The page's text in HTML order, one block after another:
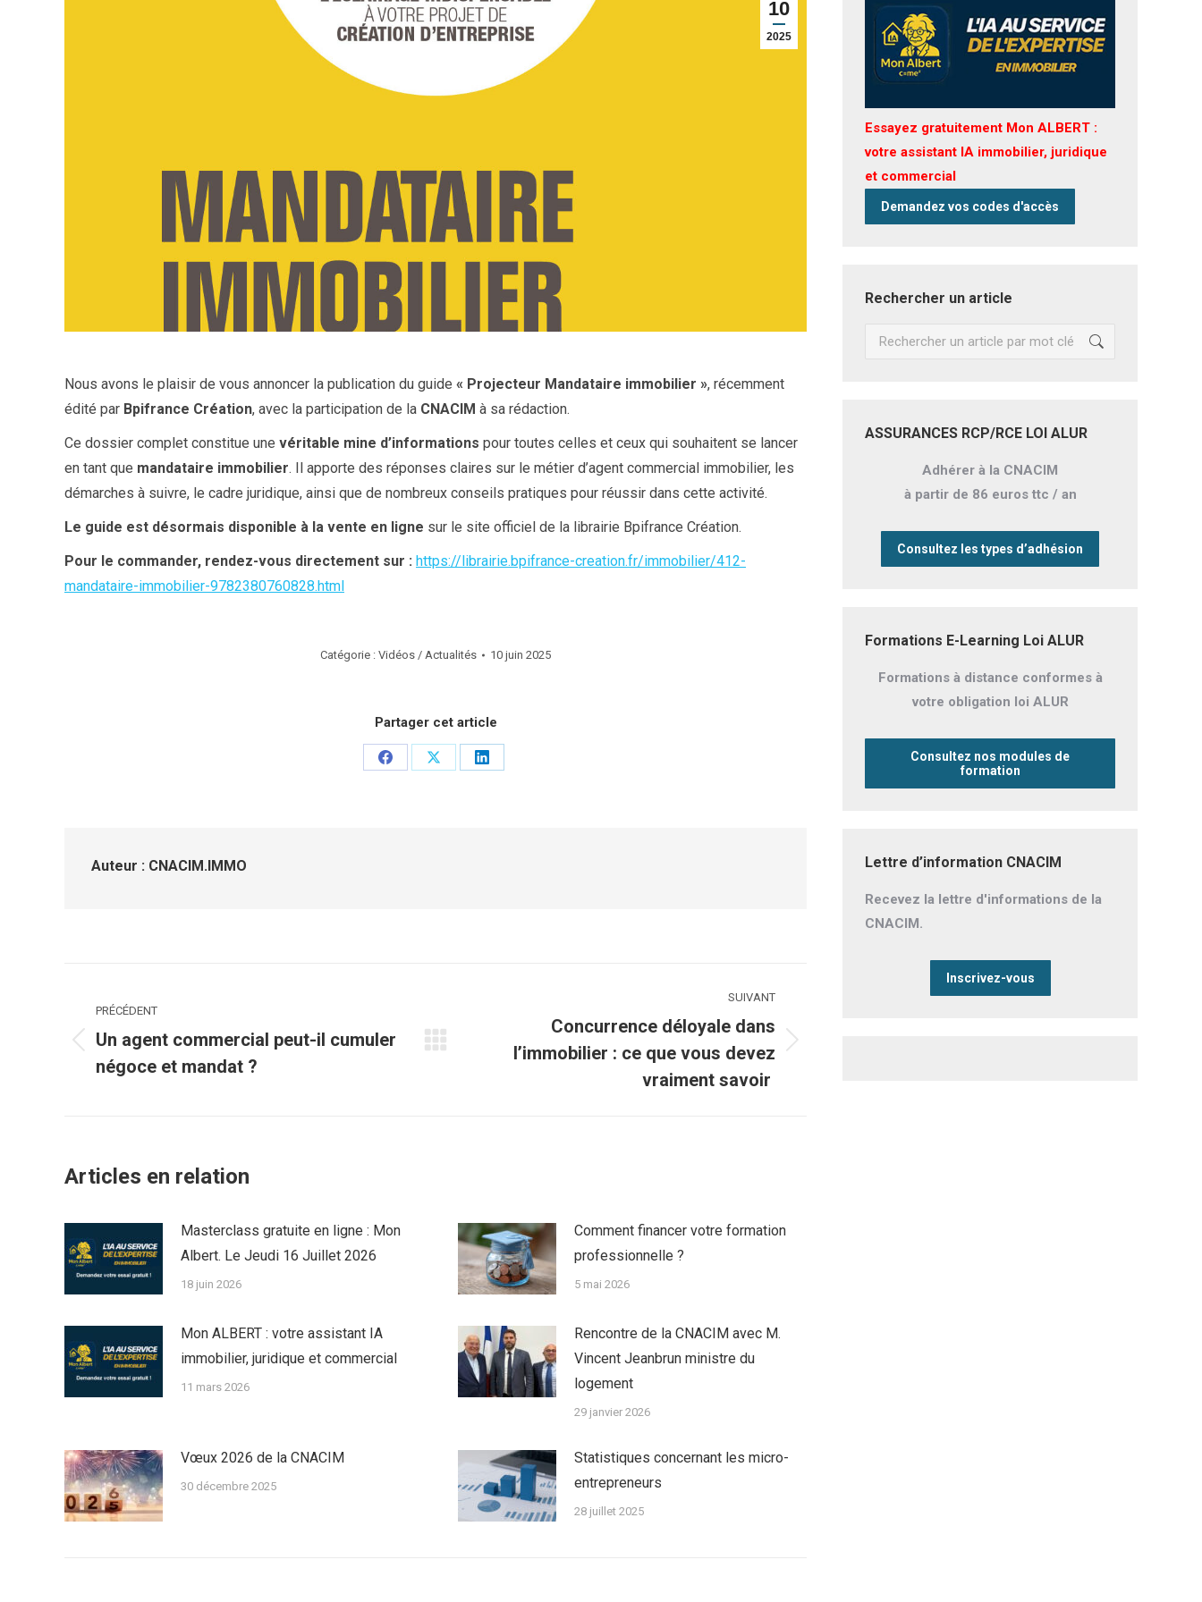
10
2025
Nous avons le plaisir de vous annoncer la publication du guide « Projecteur Mandataire immobilier », récemment
édité par Bpifrance Création, avec la participation de la CNACIM à sa rédaction.
Ce dossier complet constitue une véritable mine d’informations pour toutes celles et ceux qui souhaitent se lancer
en tant que mandataire immobilier. Il apporte des réponses claires sur le métier d’agent commercial immobilier, les
démarches à suivre, le cadre juridique, ainsi que de nombreux conseils pratiques pour réussir dans cette activité.
Le guide est désormais disponible à la vente en ligne sur le site officiel de la librairie Bpifrance Création.
Pour le commander, rendez-vous directement sur : https://librairie.bpifrance-creation.fr/immobilier/412-
mandataire-immobilier-9782380760828.html
Catégorie : Vidéos / Actualités 10 juin 2025
Partager cet article
PartagerPartagerPartager
Auteur : CNACIM.IMMO
article
PRÉCÉDENT
Article
précédent
Un agent commercial peut-il cumuler
négoce et mandat ?
SUIVANT
Concurrence déloyale dans
l’immobilier : ce que vous devez
vraiment savoir
Articles en relation
Masterclass gratuite en ligne : Mon
Albert. Le Jeudi 16 Juillet 2026
18 juin 2026
Comment financer votre formation
professionnelle ?
5 mai 2026
Mon ALBERT : votre assistant IA
immobilier, juridique et commercial
11 mars 2026
Rencontre de la CNACIM avec M.
Vincent Jeanbrun ministre du
logement
29 janvier 2026
Vœux 2026 de la CNACIM
30 décembre 2025
Statistiques concernant les micro-
entrepreneurs
28 juillet 2025
Essayez gratuitement Mon ALBERT :
votre assistant IA immobilier, juridique
et commercial
Demandez vos codes d'accès
Rechercher un article
Recherche
ASSURANCES RCP/RCE LOI ALUR
Adhérer à la CNACIM
à partir de 86 euros ttc / an
Consultez les types d’adhésion
Formations E-Learning Loi ALUR
Formations à distance conformes à
votre obligation loi ALUR
Consultez nos modules de
formation
Lettre d’information CNACIM
Recevez la lettre d'informations de la
CNACIM.
Inscrivez-vous